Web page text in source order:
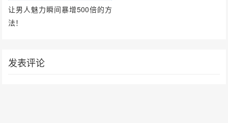
让男人魅力瞬间暴增500倍的方
法！
发表评论